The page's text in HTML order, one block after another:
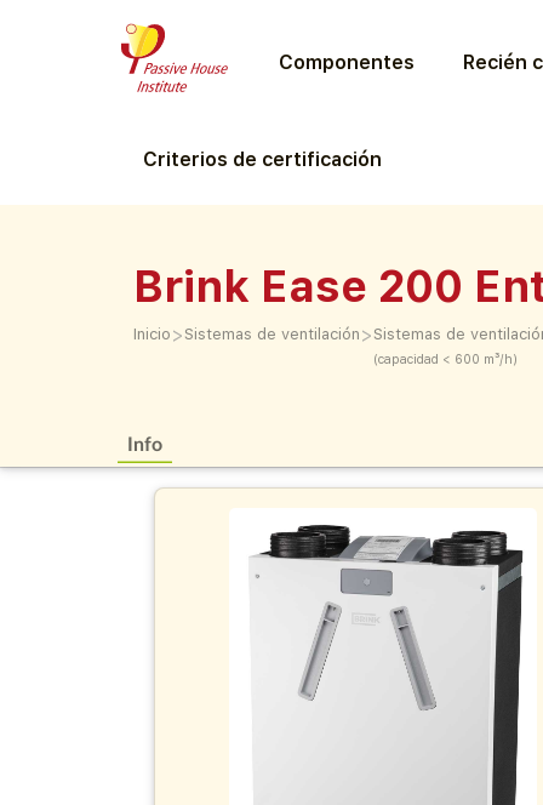
Componentes Recién
Criterios de certificación
Brink Ease 200
Inicio > Sistemas de ventilación > Sistemas de
(capacidad < 600 m³/h)
Info